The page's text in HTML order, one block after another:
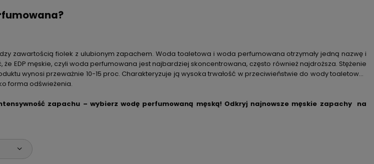
zawartością fiolek z ulubionym zapachem. Woda toaletowa i woda perfumowana otrzymały jedną nazwę i
EDP męskie, czyli woda perfumowana jest najbardziej skoncentrowana, często również najdroższa. Stężenie
wynosi przeważnie 10-15 proc. Charakteryzuje ją wysoka trwałość w przeciwieństwie do wody toaletowej,
forma odświeżenia.
zapachu – wybierz wodę perfumowaną męską! Odkryj najnowsze męskie zapachy na